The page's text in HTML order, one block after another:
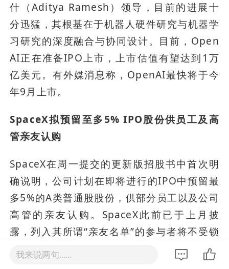
什（Aditya Ramesh）领导，目前的进展十
分迅猛，其根基在于机器人硬件研究与机器学
习研究的深度融合与协同设计。目前，Open
AI正在准备IPO上市，上市估值有望达到1万
亿美元。有外媒消息称，OpenAI最快将于今
年9月上市。
SpaceX拟预留至多5% IPO股份供员工及高
管亲友认购
SpaceX在周一提交的更新版招股书中首次明
确说明，公司计划在即将进行的IPO中预留最
多5%的A类普通股股份，供部分员工以及公司
高管的亲友认购。SpaceX此前已于上月披
露，列入其所谓“亲友名单”的参与者将不受锁
定期限制。
我来说两句......